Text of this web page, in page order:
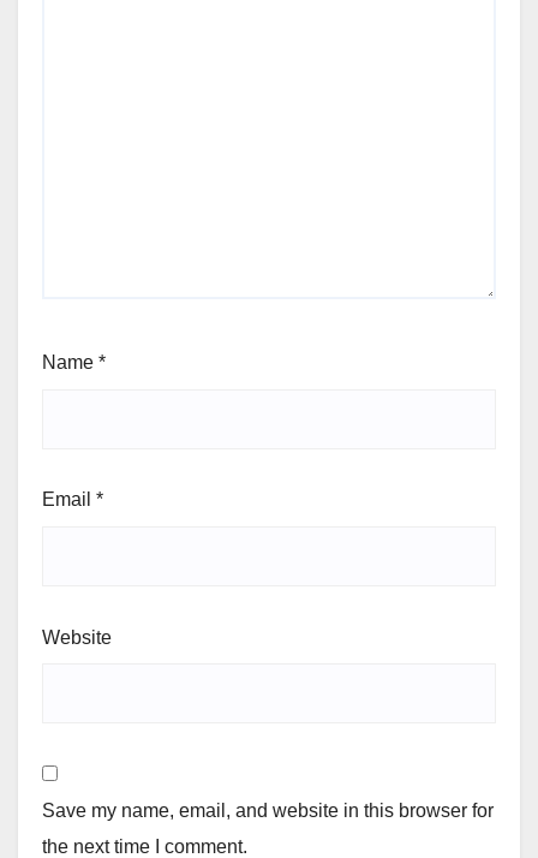
Name *
Email *
Website
Save my name, email, and website in this browser for
the next time I comment.